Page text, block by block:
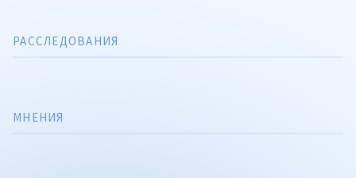
РАССЛЕДОВАНИЯ
МНЕНИЯ